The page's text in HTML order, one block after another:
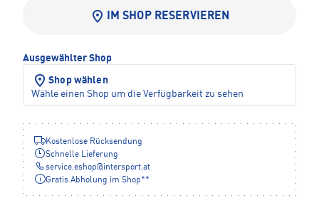
IM SHOP RESERVIEREN
Ausgewählter Shop
Shop wählen
Wähle einen Shop um die Verfügbarkeit zu sehen
Kostenlose Rücksendung
Schnelle Lieferung
service.eshop@intersport.at
Gratis Abholung im Shop**